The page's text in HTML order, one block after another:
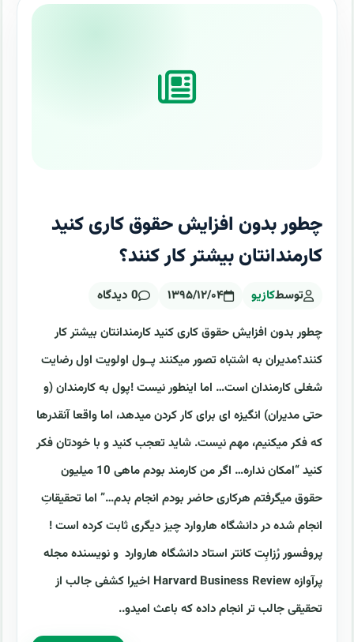
چطور بدون افزایش حقوق کاری کنید
کارمندانتان بیشتر کار کنند؟
توسطکازیو ۱۳۹۵/۱۲/۰۴ 0 دیدگاه
چطور بدون افزایش حقوق کاری کنید کارمندانتان بیشتر کار
کنند؟مدیران به اشتباه تصور میکنند پــول اولویت اول رضایت
شغلی کارمندان است… اما اینطور نیست !پول به کارمندان (و
حتی مدیران) انگیزه ای برای کار کردن میدهد، اما واقعا آنقدرها
که فکر میکنیم، مهم نیست. شاید تعجب کنید و با خودتان فکر
کنید “امکان نداره… اگر من کارمند بودم ماهی 10 میلیون
حقوق میگرفتم هرکاری حاضر بودم انجام بدم…” اما تحقیقاتِ
انجام شده در دانشگاه هاروارد چیز دیگری ثابت کرده است !
پروفسور رُزابِت کانتر استاد دانشگاه هاروارد و نویسنده مجله
پرآوازه Harvard Business Review اخیرا کشفی جالب از
تحقیقی جالب تر انجام داده که باعث امیدو..